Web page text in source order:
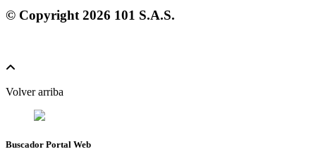
© Copyright 2026 101 S.A.S.
Volver arriba
Buscador Portal Web